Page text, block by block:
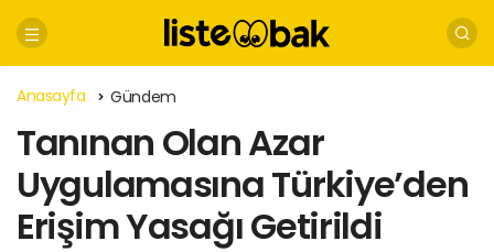
Anasayfa Gündem
Tanınan Olan Azar
Uygulamasına Türkiye’den
Erişim Yasağı Getirildi